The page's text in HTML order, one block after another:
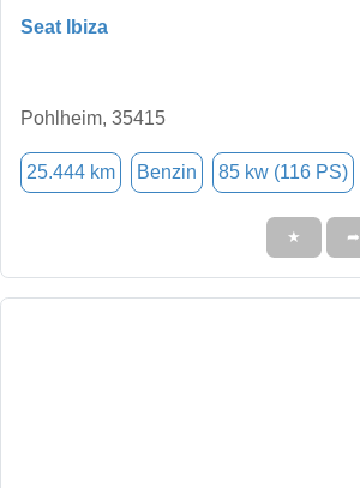
Seat Ibiza
Pohlheim, 35415
25.444 km Benzin 85 kw (116 PS)
★ ➦